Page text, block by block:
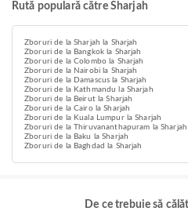
Rută populară către Sharjah
Zboruri de la Sharjah la Sharjah
Zboruri de la Bangkok la Sharjah
Zboruri de la Colombo la Sharjah
Zboruri de la Nairobi la Sharjah
Zboruri de la Damascus la Sharjah
Zboruri de la Kathmandu la Sharjah
Zboruri de la Beirut la Sharjah
Zboruri de la Cairo la Sharjah
Zboruri de la Kuala Lumpur la Sharjah
Zboruri de la Thiruvananthapuram la Sharjah
Zboruri de la Baku la Sharjah
Zboruri de la Baghdad la Sharjah
De ce trebuie să